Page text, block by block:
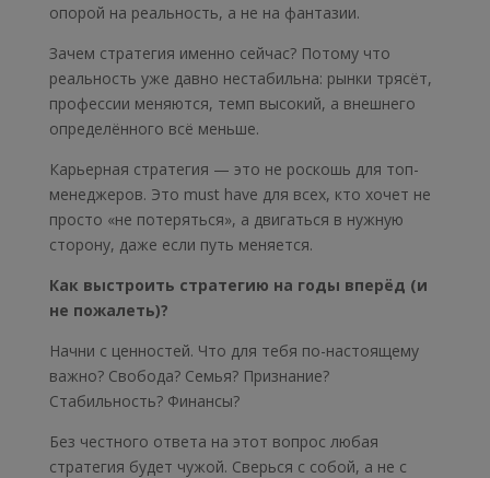
опорой на реальность, а не на фантазии.
Зачем стратегия именно сейчас? Потому что
реальность уже давно нестабильна: рынки трясёт,
профессии меняются, темп высокий, а внешнего
определённого всё меньше.
Карьерная стратегия — это не роскошь для топ-
менеджеров. Это must have для всех, кто хочет не
просто «не потеряться», а двигаться в нужную
сторону, даже если путь меняется.
Как выстроить стратегию на годы вперёд (и
не пожалеть)?
Начни с ценностей. Что для тебя по-настоящему
важно? Свобода? Семья? Признание?
Стабильность? Финансы?
Без честного ответа на этот вопрос любая
стратегия будет чужой. Сверься с собой, а не с